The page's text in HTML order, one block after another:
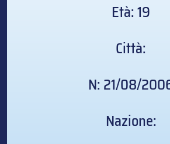
Età: 19
Città:
N: 21/08/
Nazione: